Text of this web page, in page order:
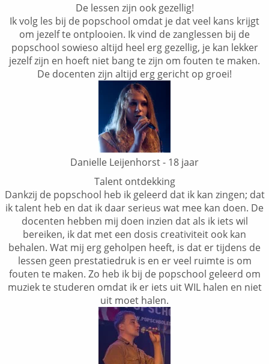
De lessen zijn ook gezellig!
Ik volg les bij de popschool omdat je dat veel kans krijgt
om jezelf te ontplooien. Ik vind de zanglessen bij de
popschool sowieso altijd heel erg gezellig, je kan lekker
jezelf zijn en hoeft niet bang te zijn om fouten te maken.
De docenten zijn altijd erg gericht op groei!
Danielle Leijenhorst - 18 jaar
Talent ontdekking
Dankzij de popschool heb ik geleerd dat ik kan zingen; dat
ik talent heb en dat ik daar serieus wat mee kan doen. De
docenten hebben mij doen inzien dat als ik iets wil
bereiken, ik dat met een dosis creativiteit ook kan
behalen. Wat mij erg geholpen heeft, is dat er tijdens de
lessen geen prestatiedruk is en er veel ruimte is om
fouten te maken. Zo heb ik bij de popschool geleerd om
muziek te studeren omdat ik er iets uit WIL halen en niet
uit moet halen.